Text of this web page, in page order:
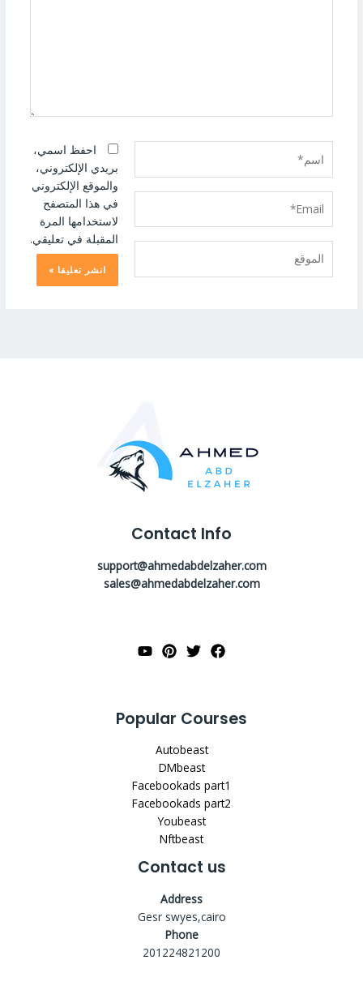
احفظ اسمي،
بريدي الإلكتروني،
والموقع الإلكتروني
في هذا المتصفح
لاستخدامها المرة
المقبلة في تعليقي.
Contact Info
support@ahmedabdelzaher.com
sales@ahmedabdelzaher.com
Popular Courses
Autobeast
DMbeast
Facebookads part1
Facebookads part2
Youbeast
Nftbeast
Contact us
Address
Gesr swyes,cairo
Phone
201224821200